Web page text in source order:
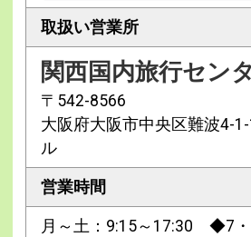
取扱い営業所
関西国内旅行セン
〒542-8566
大阪府大阪市中央区難波4-
ル
営業時間
月～土：9:15～17:30 ◆7・